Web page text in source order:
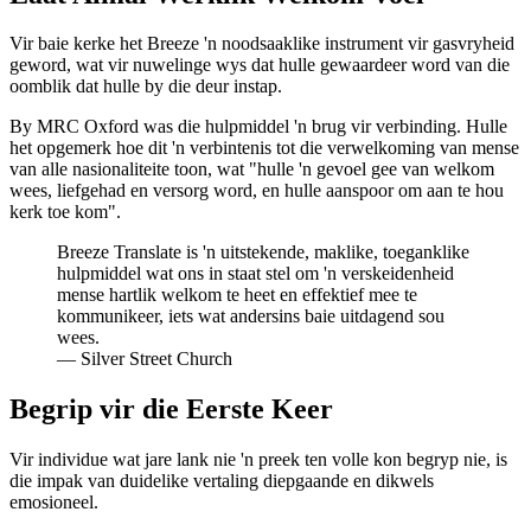
Vir baie kerke het Breeze 'n noodsaaklike instrument vir gasvryheid
geword, wat vir nuwelinge wys dat hulle gewaardeer word van die
oomblik dat hulle by die deur instap.
By MRC Oxford was die hulpmiddel 'n brug vir verbinding. Hulle
het opgemerk hoe dit 'n verbintenis tot die verwelkoming van mense
van alle nasionaliteite toon, wat "hulle 'n gevoel gee van welkom
wees, liefgehad en versorg word, en hulle aanspoor om aan te hou
kerk toe kom".
Breeze Translate is 'n uitstekende, maklike, toeganklike
hulpmiddel wat ons in staat stel om 'n verskeidenheid
mense hartlik welkom te heet en effektief mee te
kommunikeer, iets wat andersins baie uitdagend sou
wees.
— Silver Street Church
Begrip vir die Eerste Keer
Vir individue wat jare lank nie 'n preek ten volle kon begryp nie, is
die impak van duidelike vertaling diepgaande en dikwels
emosioneel.